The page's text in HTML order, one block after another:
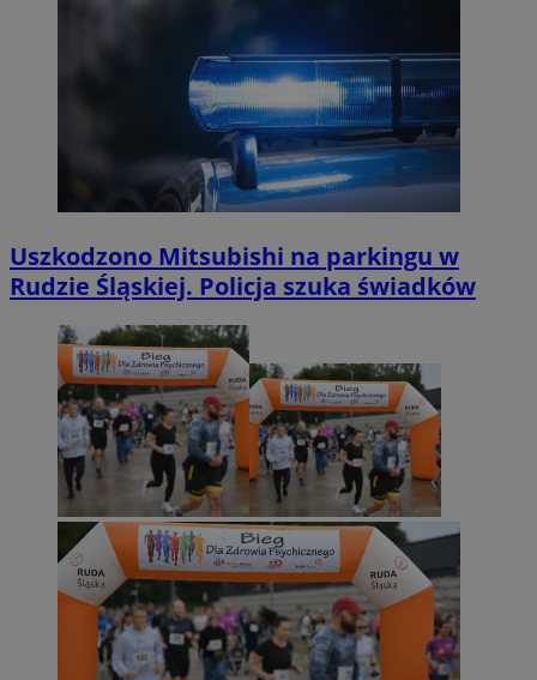
Uszkodzono Mitsubishi na parkingu w
Rudzie Śląskiej. Policja szuka świadków